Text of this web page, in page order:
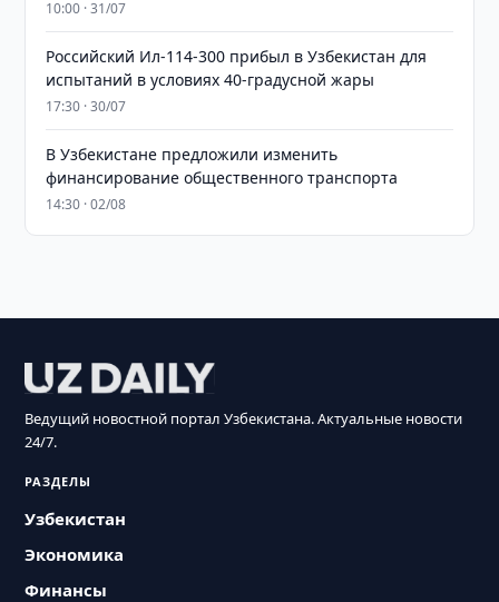
10:00 · 31/07
Российский Ил-114-300 прибыл в Узбекистан для
испытаний в условиях 40-градусной жары
17:30 · 30/07
В Узбекистане предложили изменить
финансирование общественного транспорта
14:30 · 02/08
Ведущий новостной портал Узбекистана. Актуальные новости
24/7.
РАЗДЕЛЫ
Узбекистан
Экономика
Финансы